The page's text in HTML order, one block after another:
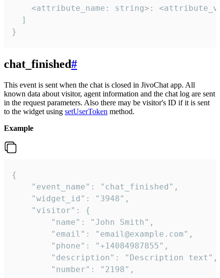
<attribute_name: string>:
  ]
}
chat_finished#
This event is sent when the chat is closed in JivoChat app. All
known data about visitor, agent information and the chat log are sent
in the request parameters. Also there may be visitor's ID if it is sent
to the widget using setUserToken method.
Example
{
    "event_name": "chat_finished",
    "widget_id": "3948",
    "visitor": {
        "name": "John Smith",
        "email": "email@example.com",
        "phone": "+14084987855",
        "description": "Description text",
        "number": "2198",